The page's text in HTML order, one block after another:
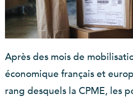
Après des mois de
économique français et
rang desquels la CPME, les